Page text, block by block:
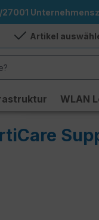
27001
Artikel
WLAN